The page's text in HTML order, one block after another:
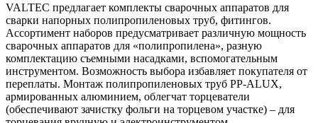
VALTEC предлагает комплекты сварочных аппаратов для
сварки напорных полипропиленовых труб, фитингов.
Ассортимент наборов предусматривает различную мощность
сварочных аппаратов для «полипропилена», разную
комплектацию съемными насадками, вспомогательным
инструментом. Возможность выбора избавляет покупателя от
переплаты. Монтаж полипропиленовых труб PP-ALUX,
армированных алюминием, облегчат торцеватели
(обеспечивают зачистку фольги на торцевом участке) – для